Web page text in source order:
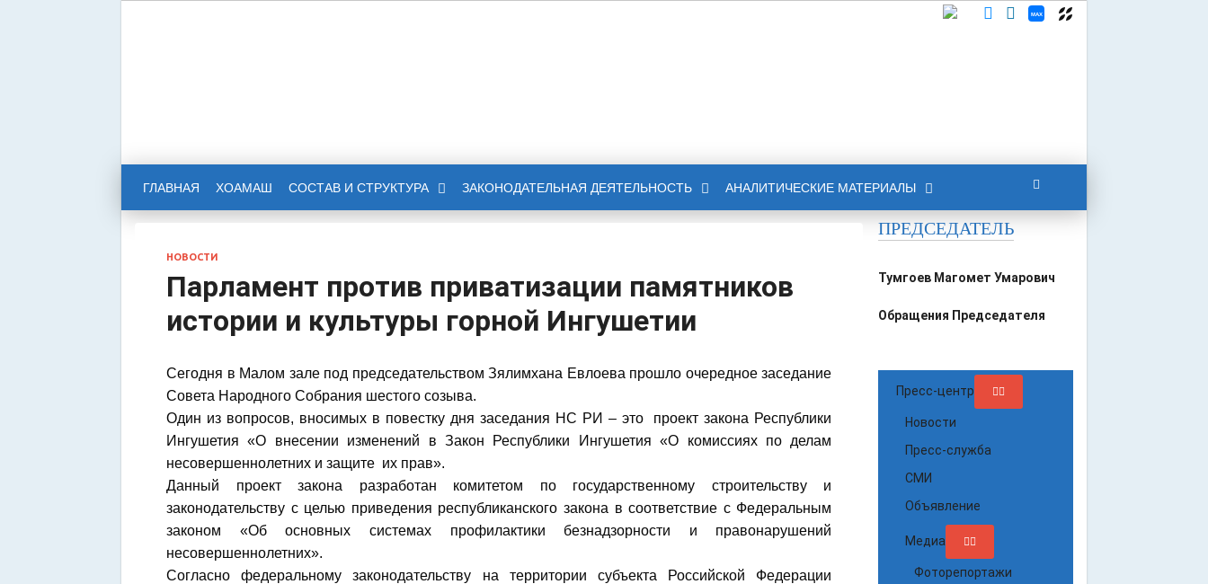
ГЛАВНАЯ ХОАМАШ СОСТАВ И СТРУКТУРА ЗАКОНОДАТЕЛЬНАЯ ДЕЯТЕЛЬНОСТЬ АНАЛИТИЧЕСКИЕ МАТЕРИАЛЫ
НОВОСТИ
Парламент против приватизации памятников
истории и культуры горной Ингушетии
Сегодня в Малом зале под председательством Зялимхана Евлоева прошло очередное заседание
Совета Народного Собрания шестого созыва.
Один из вопросов, вносимых в повестку дня заседания НС РИ – это проект закона Республики
Ингушетия «О внесении изменений в Закон Республики Ингушетия «О комиссиях по делам
несовершеннолетних и защите их прав».
Данный проект закона разработан комитетом по государственному строительству и
законодательству с целью приведения республиканского закона в соответствие с Федеральным
законом «Об основных системах профилактики безнадзорности и правонарушений
несовершеннолетних».
Согласно федеральному законодательству на территории субъекта Российской Федерации
ПРЕДСЕДАТЕЛЬ
Тумгоев Магомет Умарович
Обращения Председателя
Пресс-центр
Новости
Пресс-служба
СМИ
Объявление
Медиа
Фоторепортажи